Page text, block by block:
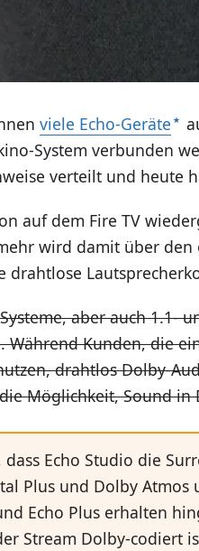
viele Echo-Geräte
System verbunden
verteilt und heute
auf dem Fire TV
wird damit über den
drahtlose
aber auch 1.1-
Während Kunden, die
drahtlos Dolby-
Möglichkeit, Sound
dass Echo Studio die
Plus und Dolby
Echo Plus erhalten
Stream Dolby-codiert